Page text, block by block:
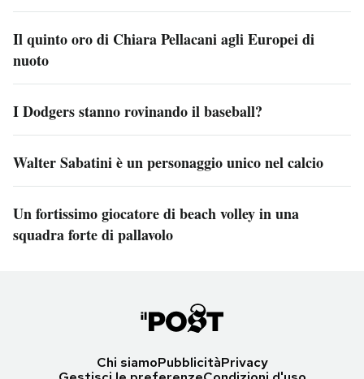
Il quinto oro di Chiara Pellacani agli Europei di
nuoto
I Dodgers stanno rovinando il baseball?
Walter Sabatini è un personaggio unico nel calcio
Un fortissimo giocatore di beach volley in una
squadra forte di pallavolo
Chi siamoPubblicitàPrivacy